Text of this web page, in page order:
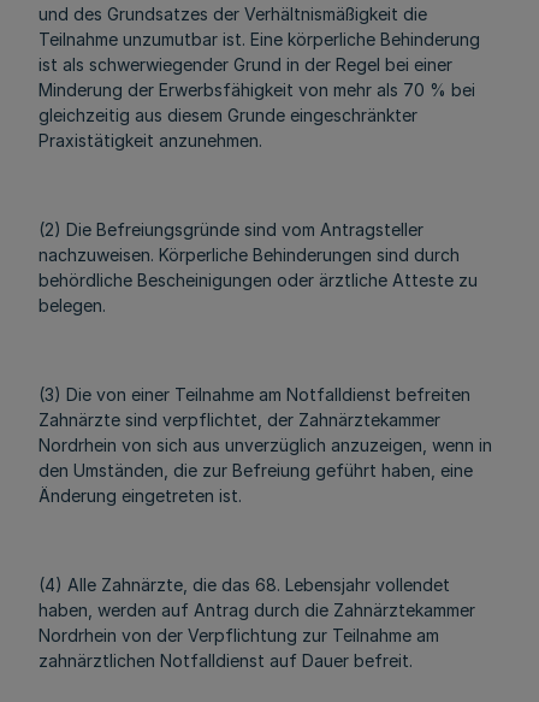
und des Grundsatzes der Verhältnismäßigkeit die
Teilnahme unzumutbar ist. Eine körperliche Behinderung
ist als schwerwiegender Grund in der Regel bei einer
Minderung der Erwerbsfähigkeit von mehr als 70 % bei
gleichzeitig aus diesem Grunde eingeschränkter
Praxistätigkeit anzunehmen.
(2) Die Befreiungsgründe sind vom Antragsteller
nachzuweisen. Körperliche Behinderungen sind durch
behördliche Bescheinigungen oder ärztliche Atteste zu
belegen.
(3) Die von einer Teilnahme am Notfalldienst befreiten
Zahnärzte sind verpflichtet, der Zahnärztekammer
Nordrhein von sich aus unverzüglich anzuzeigen, wenn in
den Umständen, die zur Befreiung geführt haben, eine
Änderung eingetreten ist.
(4) Alle Zahnärzte, die das 68. Lebensjahr vollendet
haben, werden auf Antrag durch die Zahnärztekammer
Nordrhein von der Verpflichtung zur Teilnahme am
zahnärztlichen Notfalldienst auf Dauer befreit.